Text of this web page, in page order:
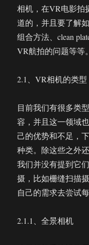
相机，在VR电影拍
道的，并且要了解
组合方法、clean
VR航拍的问题等等。
2.1、VR相机的类型
目前我们有很多类
容，并且这一领域
己的优势和不足，
种类。除这些之外
我们并没有提到它
摄，比如栅缝扫描
自己的需求去尝试
2.1.1、全景相机